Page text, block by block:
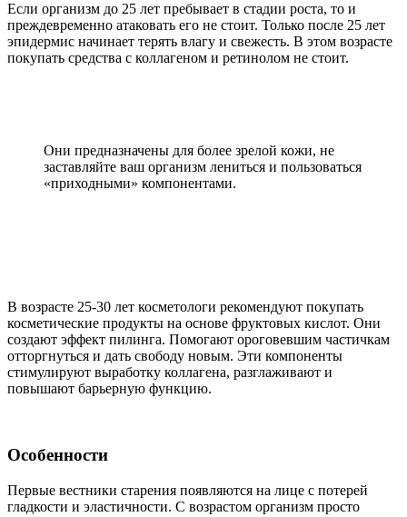
Если организм до 25 лет пребывает в стадии роста, то и
преждевременно атаковать его не стоит. Только после 25 лет
эпидермис начинает терять влагу и свежесть. В этом возрасте
покупать средства с коллагеном и ретинолом не стоит.
Они предназначены для более зрелой кожи, не
заставляйте ваш организм лениться и пользоваться
«приходными» компонентами.
В возрасте 25-30 лет косметологи рекомендуют покупать
косметические продукты на основе фруктовых кислот. Они
создают эффект пилинга. Помогают ороговевшим частичкам
отторгнуться и дать свободу новым. Эти компоненты
стимулируют выработку коллагена, разглаживают и
повышают барьерную функцию.
Особенности
Первые вестники старения появляются на лице с потерей
гладкости и эластичности. С возрастом организм просто